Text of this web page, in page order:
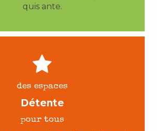
quis ante.
des espaces
Détente
pour tous